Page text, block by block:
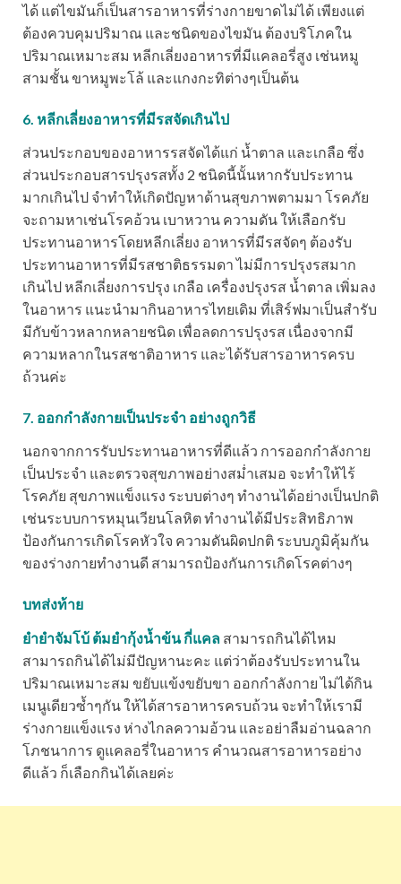
ได้ แต่ไขมันก็เป็นสารอาหารที่ร่างกายขาดไม่ได้ เพียงแต่
ต้องควบคุมปริมาณ และชนิดของไขมัน ต้องบริโภคใน
ปริมาณเหมาะสม หลีกเลี่ยงอาหารที่มีแคลอรี่สูง เช่นหมู
สามชั้น ขาหมูพะโล้ และแกงกะทิต่างๆเป็นต้น
6. หลีกเลี่ยงอาหารที่มีรสจัดเกินไป
ส่วนประกอบของอาหารรสจัดได้แก่ น้ำตาล และเกลือ ซึ่ง
ส่วนประกอบสารปรุงรสทั้ง 2 ชนิดนี้นั้นหากรับประทาน
มากเกินไป จำทำให้เกิดปัญหาด้านสุขภาพตามมา โรคภัย
จะถามหาเช่นโรคอ้วน เบาหวาน ความดัน ให้เลือกรับ
ประทานอาหารโดยหลีกเลี่ยง อาหารที่มีรสจัดๆ ต้องรับ
ประทานอาหารที่มีรสชาติธรรมดา ไม่มีการปรุงรสมาก
เกินไป หลีกเลี่ยงการปรุง เกลือ เครื่องปรุงรส น้ำตาล เพิ่มลง
ในอาหาร แนะนำมากินอาหารไทยเดิม ที่เสิร์ฟมาเป็นสำรับ
มีกับข้าวหลากหลายชนิด เพื่อลดการปรุงรส เนื่องจากมี
ความหลากในรสชาติอาหาร และได้รับสารอาหารครบ
ถ้วนค่ะ
7. ออกกำลังกายเป็นประจำ อย่างถูกวิธี
นอกจากการรับประทานอาหารที่ดีแล้ว การออกกำลังกาย
เป็นประจำ และตรวจสุขภาพอย่างสม่ำเสมอ จะทำให้ไร้
โรคภัย สุขภาพแข็งแรง ระบบต่างๆ ทำงานได้อย่างเป็นปกติ
เช่นระบบการหมุนเวียนโลหิต ทำงานได้มีประสิทธิภาพ
ป้องกันการเกิดโรคหัวใจ ความดันผิดปกติ ระบบภูมิคุ้มกัน
ของร่างกายทำงานดี สามารถป้องกันการเกิดโรคต่างๆ
บทส่งท้าย
ยำยำจัมโบ้ ต้มยำกุ้งน้ำข้น กี่แคล สามารถกินได้ไหม
สามารถกินได้ไม่มีปัญหานะคะ แต่ว่าต้องรับประทานใน
ปริมาณเหมาะสม ขยับแข้งขยับขา ออกกำลังกาย ไม่ได้กิน
เมนูเดียวซ้ำๆกัน ให้ได้สารอาหารครบถ้วน จะทำให้เรามี
ร่างกายแข็งแรง ห่างไกลความอ้วน และอย่าลืมอ่านฉลาก
โภชนาการ ดูแคลอรี่ในอาหาร คำนวณสารอาหารอย่าง
ดีแล้ว ก็เลือกกินได้เลยค่ะ